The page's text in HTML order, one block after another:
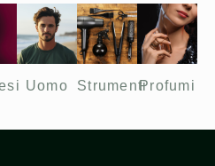
Uomo StrumentiProfumi